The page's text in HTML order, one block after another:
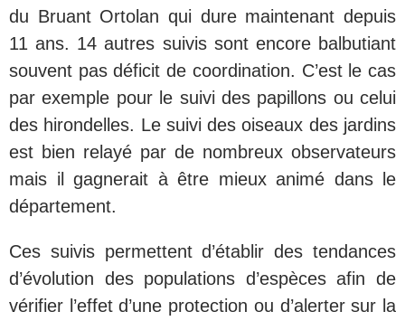
du Bruant Ortolan qui dure maintenant depuis
11 ans. 14 autres suivis sont encore balbutiant
souvent pas déficit de coordination. C’est le cas
par exemple pour le suivi des papillons ou celui
des hirondelles. Le suivi des oiseaux des jardins
est bien relayé par de nombreux observateurs
mais il gagnerait à être mieux animé dans le
département.
Ces suivis permettent d’établir des tendances
d’évolution des populations d’espèces afin de
vérifier l’effet d’une protection ou d’alerter sur la